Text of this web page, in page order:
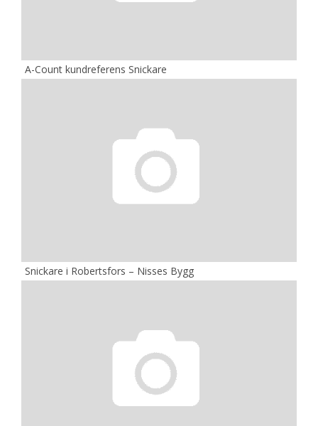
A-Count kundreferens Snickare
Snickare i Robertsfors – Nisses Bygg